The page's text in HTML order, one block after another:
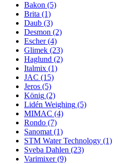
Bakon (5)
Brita (1)
Daub (3)
Desmon (2)
Escher (4)
Glimek (23)
Haglund (2)
Italmix (1)
JAC (15)
Jeros (5)
König (2)
Lidén Weighing (5)
MIMAC (4)
Rondo (7)
Sanomat (1)
STM Water Technology (1)
Sveba Dahlen (23)
Varimixer (9)